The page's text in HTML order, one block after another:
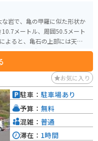
岩で、亀の甲羅に似た形状か
メートル、周囲50.5メート
ると、亀石の上部には天狗が
人公
につけるために修行し、その
で話題にもなりました。周囲
しむことができます。滝とま
ンチもあるので座ってゆった
お気に入り
駐車： 駐車場あり
予算： 無料
混雑： 普通
滞在： 1時間